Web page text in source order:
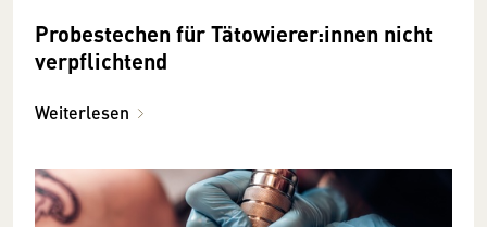
Probestechen für Tätowierer:innen nicht
verpflichtend
Weiterlesen